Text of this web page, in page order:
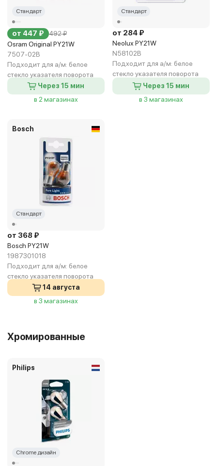
Стандарт
от 447 ₽ 492 ₽
Osram Original PY21W
7507-02B
Подходит для а/м: белое
стекло указателя поворота
Через 15 мин
в 2 магазинах
Стандарт
от 284 ₽
Neolux PY21W
N58102B
Подходит для а/м: белое
стекло указателя поворота
Через 15 мин
в 3 магазинах
Bosch
Стандарт
от 368 ₽
Bosch PY21W
1987301018
Подходит для а/м: белое
стекло указателя поворота
14 августа
в 3 магазинах
Хромированные
Philips
Chrome дизайн